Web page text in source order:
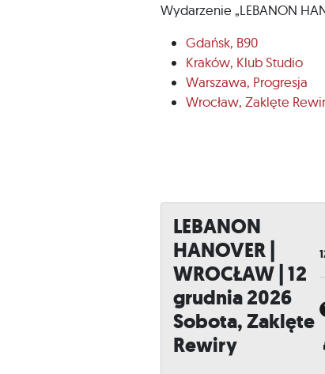
Wydarzenie „LEBANON
Gdańsk, B90
Kraków, Klub Studio
Warszawa, Progresja
Wrocław, Zaklęte
LEBANON
HANOVER |
WROCŁAW | 12
grudnia 2026
Sobota, Zaklęte
Rewiry